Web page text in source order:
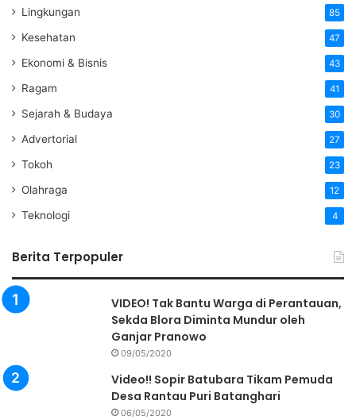
Lingkungan 85
Kesehatan 47
Ekonomi & Bisnis 43
Ragam 41
Sejarah & Budaya 30
Advertorial 27
Tokoh 23
Olahraga 12
Teknologi 4
Berita Terpopuler
VIDEO! Tak Bantu Warga di Perantauan,
Sekda Blora Diminta Mundur oleh
Ganjar Pranowo
09/05/2020
Video!! Sopir Batubara Tikam Pemuda
Desa Rantau Puri Batanghari
06/05/2020